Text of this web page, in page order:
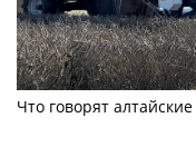
Что говорят